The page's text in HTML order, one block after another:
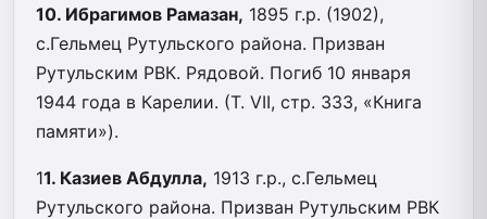
10. Ибрагимов Рамазан, 1895 г.р. (1902),
с.Гельмец Рутульского района. Призван
Рутульским РВК. Рядовой. Погиб 10 января
1944 года в Карелии. (Т. VII, стр. 333, «Книга
памяти»).
11. Казиев Абдулла, 1913 г.р., с.Гельмец
Рутульского района. Призван Рутульским РВК